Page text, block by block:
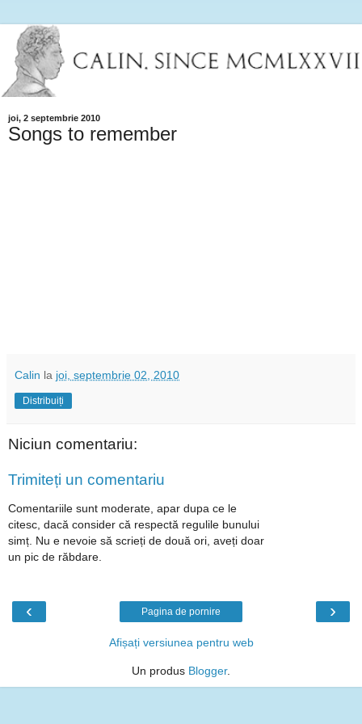
joi, 2 septembrie 2010
Songs to remember
Calin la joi, septembrie 02, 2010
Distribuiți
Niciun comentariu:
Trimiteți un comentariu
Comentariile sunt moderate, apar dupa ce le
citesc, dacă consider că respectă regulile bunului
simț. Nu e nevoie să scrieți de două ori, aveți doar
un pic de răbdare.
‹ ›
Pagina de pornire
Afișați versiunea pentru web
Un produs Blogger.